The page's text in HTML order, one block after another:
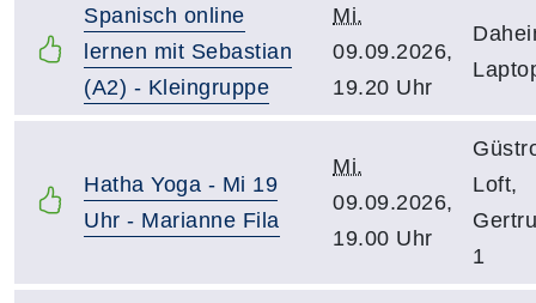
Spanisch online
lernen mit Sebastian
(A2) - Kleingruppe
Mi.
09.09.2026,
19.20 Uhr
Hatha Yoga - Mi 19
Uhr - Marianne Fila
Mi.
09.09.2026,
19.00 Uhr
Loft,
1